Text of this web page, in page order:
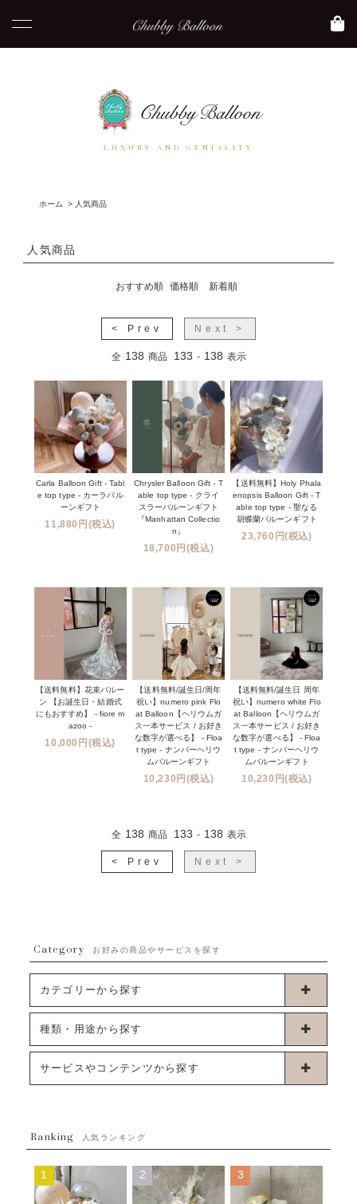
LUXURY AND GENIALITY
ホーム > 人気商品
人気商品
おすすめ順 価格順 新着順
< Prev Next >
全 138 商品 133 - 138 表示
Carla Balloon Gift - Tabl
e top type - カーラバル
ーンギフト
11,880円(税込)
Chrysler Balloon Gift - T
able top type - クライ
スラーバルーンギフト
『Manhattan Collectio
n』
18,700円(税込)
【送料無料】Holy Phala
enopsis Balloon Gift - T
able top type - 聖なる
胡蝶蘭バルーンギフト
23,760円(税込)
【送料無料】花束バルー
ン 【お誕生日・結婚式
にもおすすめ】 - fiore m
azoo -
10,000円(税込)
【送料無料/誕生日/周年
祝い】numero pink Flo
at Balloon【ヘリウムガ
ス一本サービス / お好き
な数字が選べる】 - Floa
t type - ナンバーヘリウ
ムバルーンギフト
10,230円(税込)
【送料無料/誕生日 周年
祝い】numero white Flo
at Balloon【ヘリウムガ
ス一本サービス / お好き
な数字が選べる】 - Floa
t type - ナンバーヘリウ
ムバルーンギフト
10,230円(税込)
全 138 商品 133 - 138 表示
< Prev Next >
Category お好みの商品やサービスを探す
カテゴリーから探す
卓上タイプバルーン
ブーケタイプバルーン
ムーンリットバルーン
コンフェッティバルーン
種類・用途から探す
お誕生日
開店・周年祝い
サービスやコンテンツから探す
発送について
Q&A
メッセージカード・電報について
Ranking 人気ランキング
1 2 3